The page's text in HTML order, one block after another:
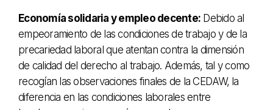
Economía solidaria y empleo decente: Debido al
empeoramiento de las condiciones de trabajo y de la
precariedad laboral que atentan contra la dimensión
de calidad del derecho al trabajo. Además, tal y como
recogían las observaciones finales de la CEDAW, la
diferencia en las condiciones laborales entre